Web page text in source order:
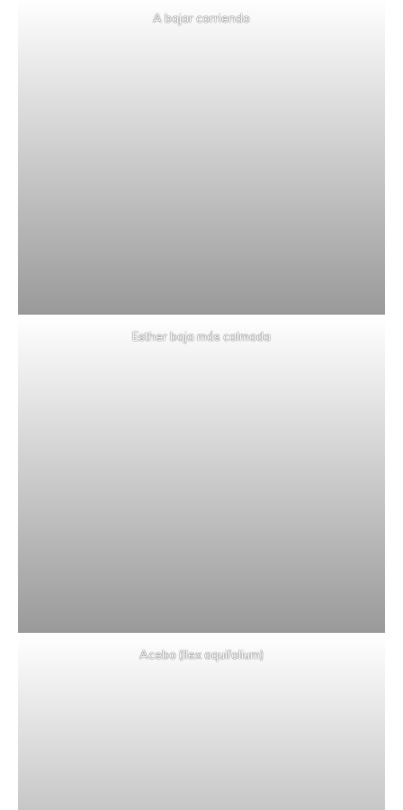
A bajar corriendo
Esther baja más calmada
Acebo (Ilex aquifolium)